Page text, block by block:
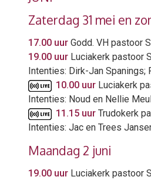
Zaterdag 31 mei en
17.00 uur Godd. VH pastoor
19.00 uur Luciakerk pastoor
Intenties: Dirk-Jan
10.00 uur Luciakerk
Intenties: Noud en Nellie
11.15 uur Trudokerk
Intenties: Jac en Trees
Maandag 2 juni
19.00 uur Luciakerk pastoor